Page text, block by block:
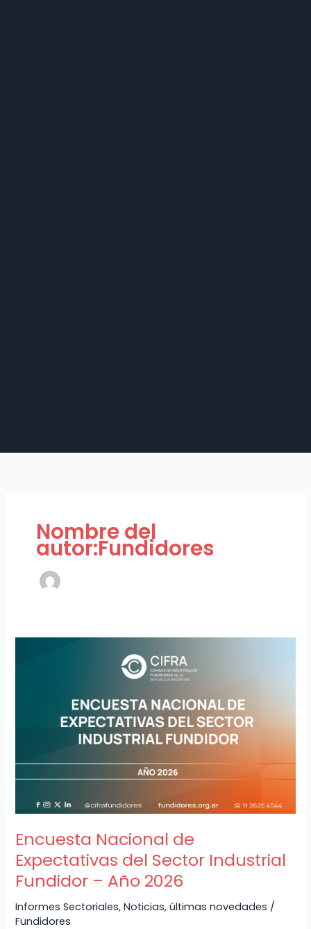
Nombre del
autor:Fundidores
Encuesta Nacional de
Expectativas del Sector Industrial
Fundidor – Año 2026
Informes Sectoriales,Noticias,últimas novedades /
Fundidores
Fundidor
–
2026